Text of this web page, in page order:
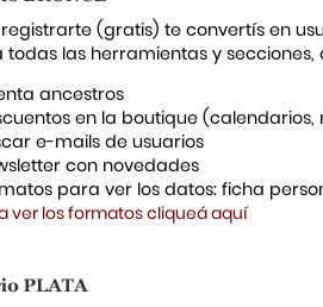
(gratis) te convertís en
todas las herramientas y secciones,
ancestros
en la boutique
e-mails de usuarios
con novedades
para ver los datos: ficha
ver los formatos cliqueá aquí